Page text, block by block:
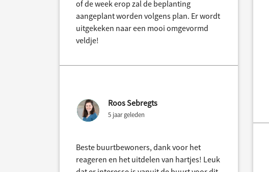
of de week erop zal de beplanting
aangeplant worden volgens plan. Er wordt
uitgekeken naar een mooi omgevormd
veldje!
Roos Sebregts
5 jaar geleden
Beste buurtbewoners, dank voor het
reageren en het uitdelen van hartjes! Leuk